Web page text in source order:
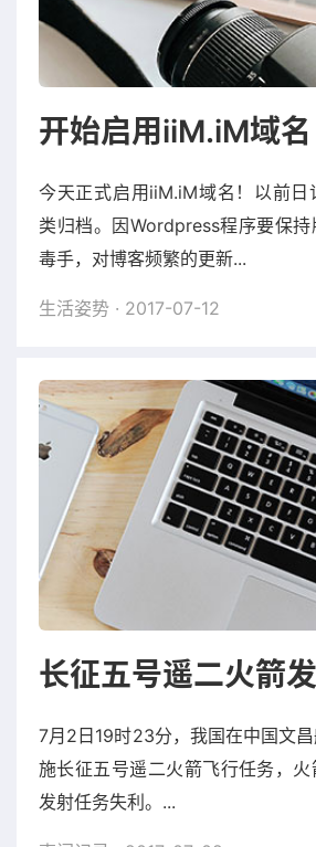
开始启用iiM.iM域名
今天正式启用iiM.iM域名！以前日
类归档。因Wordpress程序要保
毒手，对博客频繁的更新...
生活姿势 · 2017-07-12
长征五号遥二火箭
7月2日19时23分，我国在中国文
施长征五号遥二火箭飞行任务，火
发射任务失利。...